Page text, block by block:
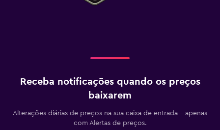
Receba notificações quando os preços
baixarem
Alterações diárias de preços na sua caixa de entrada - apenas
com Alertas de preços.